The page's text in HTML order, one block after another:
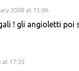
2008 at 15:06
! gli angioletti poi
at 17:35